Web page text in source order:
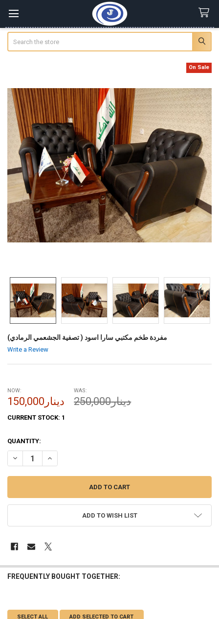
مفردة طخم مكتبي سارا اسود ( تصفية الجشعمي الرمادي)
Write a Review
On Sale
NOW:
150,000دينار
WAS:
250,000دينار
CURRENT STOCK: 1
QUANTITY:
ADD TO WISH LIST
FREQUENTLY BOUGHT TOGETHER:
SELECT ALL ADD SELECTED TO CART